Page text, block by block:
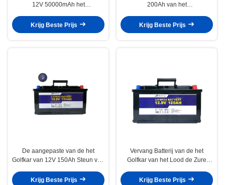
12V 50000mAh het
fouten
Krijg Beste Prijs
200Ah van het
Golfkarretje Elektrische het
Lithiumbatterij
Krijg Beste Prijs
De aangepaste van de het
Golfkar van 12V 150Ah Steun van
Huiselektronika
Krijg Beste Prijs
Vervang Batterij van de het
Golfkar van het Lood de Zure
Krijg Beste Prijs